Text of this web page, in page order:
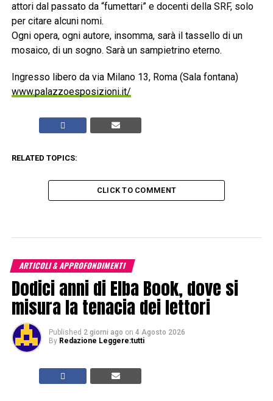
attori dal passato da “fumettari” e docenti della SRF, solo
per citare alcuni nomi.
Ogni opera, ogni autore, insomma, sarà il tassello di un
mosaico, di un sogno. Sarà un sampietrino eterno.
Ingresso libero da via Milano 13, Roma (Sala fontana)
www.palazzoesposizioni.it/
RELATED TOPICS:
CLICK TO COMMENT
ARTICOLI & APPROFONDIMENTI
Dodici anni di Elba Book, dove si
misura la tenacia dei lettori
Published 2 giorni ago on 4 Agosto 2026
By Redazione Leggere:tutti